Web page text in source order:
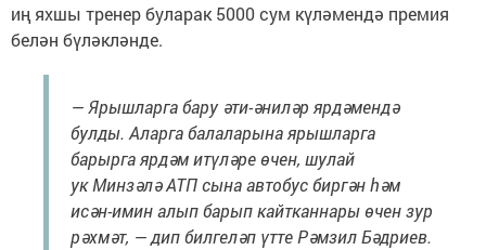
иң яхшы тренер буларак 5000 сум күләмендә премия
белән бүләкләнде.
— Ярышларга бару әти-әниләр ярдәмендә
булды. Аларга балаларына ярышларга
барырга ярдәм итүләре өчен, шулай
ук Минзәлә АТП сына автобус биргән һәм
исән-имин алып барып кайтканнары өчен зур
рәхмәт, — дип билгеләп үтте Рәмзил Бәдриев.